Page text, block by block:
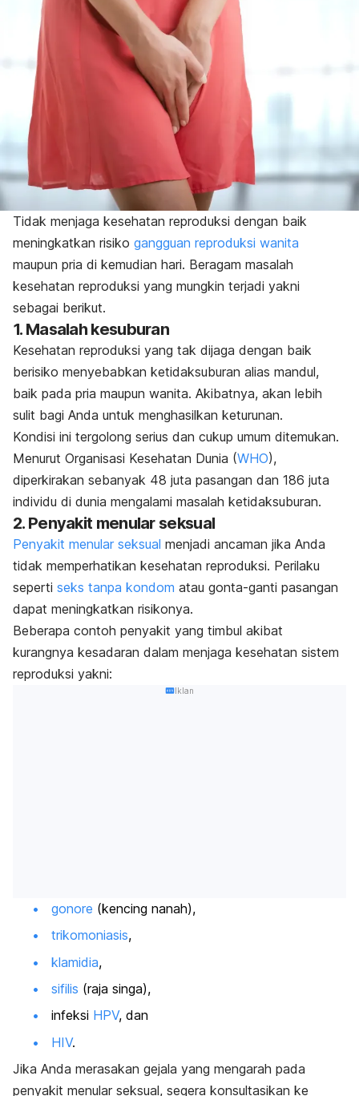
Tidak menjaga kesehatan reproduksi dengan baik
meningkatkan risiko gangguan reproduksi wanita
maupun pria di kemudian hari. Beragam masalah
kesehatan reproduksi yang mungkin terjadi yakni
sebagai berikut.
1. Masalah kesuburan
Kesehatan reproduksi yang tak dijaga dengan baik
berisiko menyebabkan ketidaksuburan alias mandul,
baik pada pria maupun wanita. Akibatnya, akan lebih
sulit bagi Anda untuk menghasilkan keturunan.
Kondisi ini tergolong serius dan cukup umum ditemukan.
Menurut Organisasi Kesehatan Dunia (WHO),
diperkirakan sebanyak 48 juta pasangan dan 186 juta
individu di dunia mengalami masalah ketidaksuburan.
2. Penyakit menular seksual
Penyakit menular seksual menjadi ancaman jika Anda
tidak memperhatikan kesehatan reproduksi. Perilaku
seperti seks tanpa kondom atau gonta-ganti pasangan
dapat meningkatkan risikonya.
Beberapa contoh penyakit yang timbul akibat
kurangnya kesadaran dalam menjaga kesehatan sistem
reproduksi yakni:
Iklan
gonore (kencing nanah),
trikomoniasis,
klamidia,
sifilis (raja singa),
infeksi HPV, dan
HIV.
Jika Anda merasakan gejala yang mengarah pada
penyakit menular seksual, segera konsultasikan ke